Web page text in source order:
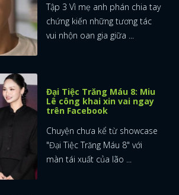
Tập 3 Vì mẹ anh phán chia tay
chứng kiến những tương tác
vui nhộn oan gia giữa ...
Đại Tiệc Trăng Máu 8: Miu
Lê công khai xin vai ngay
trên Facebook
Chuyện chưa kể từ showcase
"Đại Tiệc Trăng Máu 8" với
màn tái xuất của lão ...